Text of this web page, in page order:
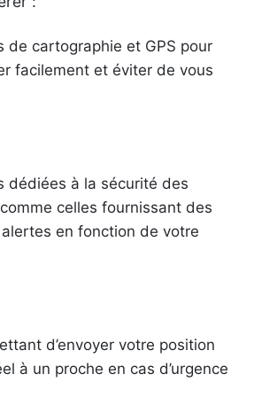
de cartographie et GPS pour
facilement et éviter de vous
dédiées à la sécurité des
celles fournissant des
en fonction de votre
d’envoyer votre position
à un proche en cas d’urgence